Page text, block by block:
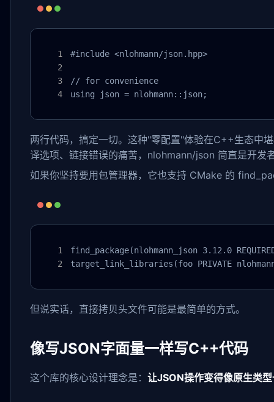
#include <nlohmann/json.hpp>
// for convenience
using json = nlohmann::json;
两行代码，搞定一切。这种"零配置"体验在C++生态中
译选项、链接错误的痛苦，nlohmann/json 简直是开发
如果你坚持要用包管理器，它也支持 CMake 的
find_package(nlohmann_json 3.12.0
target_link_libraries(foo PRIVATE
但说实话，直接拷贝头文件可能是最简单的方式。
像写JSON字面量一样写C++代码
这个库的核心设计理念是： 让JSON操作变得像原生类